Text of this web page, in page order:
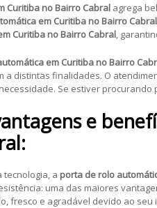
Curitiba no Bairro Cabral agrega
em Curitiba no Bairro Cabral
Curitiba no Bairro Cabral,
em Curitiba no Bairro
a distintas finalidades. O
Se estiver procurando
e
tecnologia, a porta de rolo
uma das maiores
fresco e agradável devido ao seu